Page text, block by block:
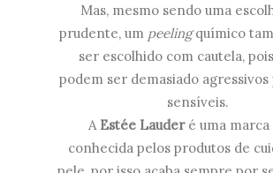
Mas, mesmo sendo uma
prudente, um peelingquímico
ser escolhido com cautela,
podem ser demasiado agressivos
sensíveis.
A Estée Lauder é uma marca
conhecida pelos produtos de